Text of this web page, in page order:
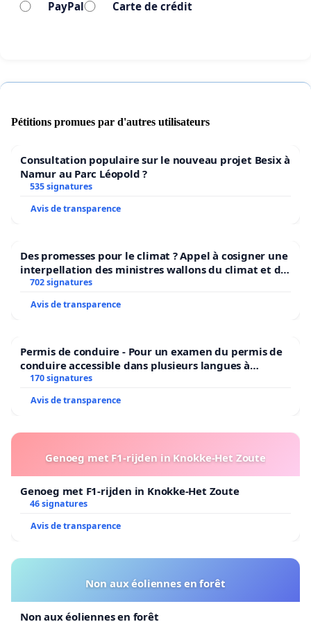
n’ose pas dire son nom.
proposition de directive.
colère
PayPal Carte de crédit
Pétitions promues par d'autres utilisateurs
Consultation populaire sur le nouveau projet Besix à
Namur au Parc Léopold ?
535 signatures
Avis de transparence
Des promesses pour le climat ? Appel à cosigner une
interpellation des ministres wallons du climat et de
l’environnement.
702 signatures
Avis de transparence
Permis de conduire - Pour un examen du permis de
conduire accessible dans plusieurs langues à
Bruxelles
170 signatures
Avis de transparence
Genoeg met F1-rijden in Knokke-Het Zoute
Genoeg met F1-rijden in Knokke-Het Zoute
46 signatures
Avis de transparence
Non aux éoliennes en forêt
Non aux éoliennes en forêt